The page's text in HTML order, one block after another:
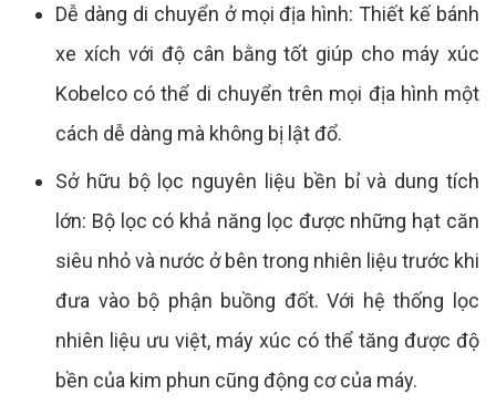
Dễ dàng di chuyển ở mọi địa hình: Thiết kế bánh
xe xích với độ cân bằng tốt giúp cho máy xúc
Kobelco có thể di chuyển trên mọi địa hình một
cách dễ dàng mà không bị lật đổ.
Sở hữu bộ lọc nguyên liệu bền bỉ và dung tích
lớn: Bộ lọc có khả năng lọc được những hạt căn
siêu nhỏ và nước ở bên trong nhiên liệu trước khi
đưa vào bộ phận buồng đốt. Với hệ thống lọc
nhiên liệu ưu việt, máy xúc có thể tăng được độ
bền của kim phun cũng động cơ của máy.